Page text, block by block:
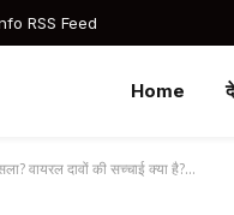
RSS Feed
Home
वायरल दावों की सच्चाई क्या है?…